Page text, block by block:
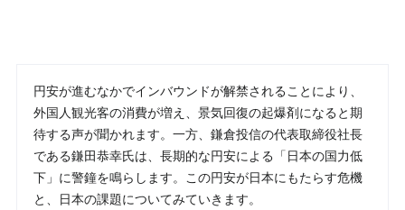
円安が進むなかでインバウンドが解禁されることにより、
外国人観光客の消費が増え、景気回復の起爆剤になると期
待する声が聞かれます。一方、鎌倉投信の代表取締役社長
である鎌田恭幸氏は、長期的な円安による「日本の国力低
下」に警鐘を鳴らします。この円安が日本にもたらす危機
と、日本の課題についてみていきます。